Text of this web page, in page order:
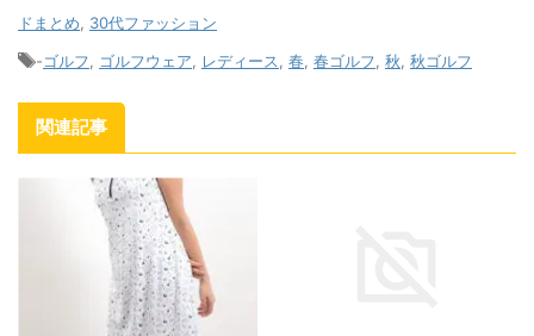
ドまとめ, 30代ファッション
-ゴルフ, ゴルフウェア, レディース, 春, 春ゴルフ, 秋, 秋ゴルフ
関連記事